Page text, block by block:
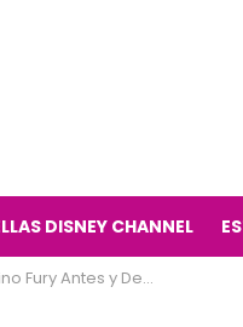
DISNEY CHANNEL
Power Rangers Dino Fury Antes y Ahora 2022)